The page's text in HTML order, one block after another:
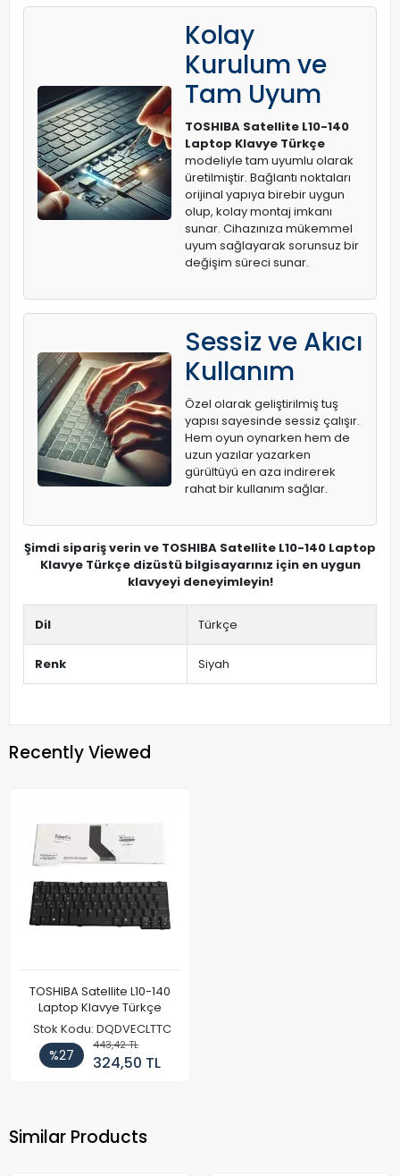
Kolay
Kurulum ve
Tam Uyum
TOSHIBA Satellite L10-140
Laptop Klavye Türkçe
modeliyle tam uyumlu olarak
üretilmiştir. Bağlantı noktaları
orijinal yapıya birebir uygun
olup, kolay montaj imkanı
sunar. Cihazınıza mükemmel
uyum sağlayarak sorunsuz bir
değişim süreci sunar.
Sessiz ve Akıcı
Kullanım
Özel olarak geliştirilmiş tuş
yapısı sayesinde sessiz çalışır.
Hem oyun oynarken hem de
uzun yazılar yazarken
gürültüyü en aza indirerek
rahat bir kullanım sağlar.
Şimdi sipariş verin ve TOSHIBA Satellite L10-140 Laptop
Klavye Türkçe dizüstü bilgisayarınız için en uygun
klavyeyi deneyimleyin!
Dil Türkçe
Renk Siyah
Recently Viewed
TOSHIBA Satellite L10-140
Laptop Klavye Türkçe
Stok Kodu: DQDVECLTTC
%27
443,42 TL
324,50 TL
Similar Products